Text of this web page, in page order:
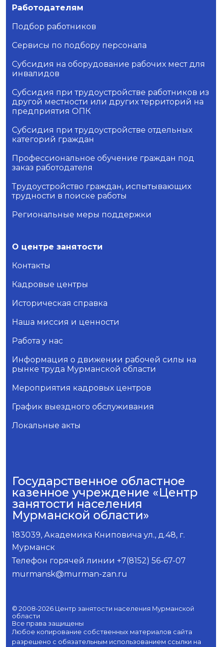
Работодателям
Подбор работников
Сервисы по подбору персонала
Субсидия на оборудование рабочих мест для
инвалидов
Субсидия при трудоустройстве работников из
другой местности или других территорий на
предприятия ОПК
Субсидия при трудоустройстве отдельных
категорий граждан
Профессиональное обучение граждан под
заказ работодателя
Трудоустройство граждан, испытывающих
трудности в поиске работы
Региональные меры поддержки
О центре занятости
Контакты
Кадровые центры
Историческая справка
Наша миссия и ценности
Работа у нас
Информация о движении рабочей силы на
рынке труда Мурманской области
Мероприятия кадровых центров
График выездного обслуживания
Локальные акты
Государственное областное
казенное учреждение «Центр
занятости населения
Мурманской области»
183039, Академика Книповича ул., д.48, г.
Мурманск
Телефон горячей линии +7(8152) 56-67-07
murmansk@murman-zan.ru
© 2008-2026 Центр занятости населения Мурманской
области
Все права защищены
Любое копирование собственных материалов сайта
разрешено с обязательным использованием ссылки на